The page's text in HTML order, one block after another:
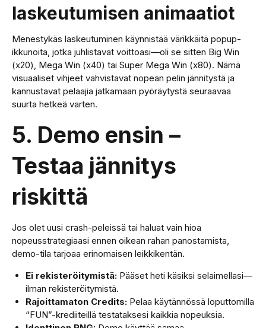
laskeutumisen animaatiot
Menestykäs laskeutuminen käynnistää värikkäitä popup-
ikkunoita, jotka juhlistavat voittoasi—oli se sitten Big Win
(x20), Mega Win (x40) tai Super Mega Win (x80). Nämä
visuaaliset vihjeet vahvistavat nopean pelin jännitystä ja
kannustavat pelaajia jatkamaan pyöräytystä seuraavaa
suurta hetkeä varten.
5. Demo ensin –
Testaa jännitys
riskittä
Jos olet uusi crash-peleissä tai haluat vain hioa
nopeusstrategiaasi ennen oikean rahan panostamista,
demo-tila tarjoaa erinomaisen leikkikentän.
Ei rekisteröitymistä:Pääset heti käsiksi selaimellasi—
ilman rekisteröitymistä.
Rajoittamaton Credits:Pelaa käytännössä loputtomilla
“FUN”-krediiteillä testataksesi kaikkia nopeuksia.